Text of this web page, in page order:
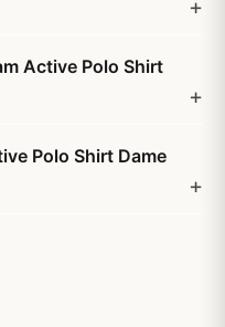
Active Polo Shirt
Polo Shirt Dame